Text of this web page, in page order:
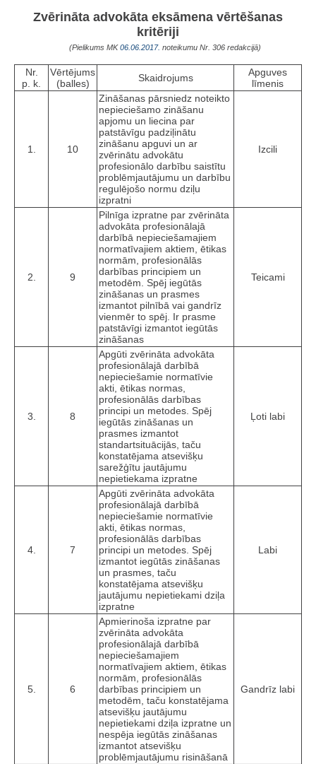
Zvērināta advokāta eksāmena vērtēšanas
kritēriji
(Pielikums MK06.06.2017. noteikumu Nr. 306 redakcijā)
Nr.
p. k.
Vērtējums
(balles)
Skaidrojums
Apguves
līmenis
1. 10
Zināšanas pārsniedz noteikto
nepieciešamo zināšanu
apjomu un liecina par
patstāvīgu padziļinātu
zināšanu apguvi un ar
zvērinātu advokātu
profesionālo darbību saistītu
problēmjautājumu un darbību
regulējošo normu dziļu
izpratni
Izcili
2. 9
Pilnīga izpratne par zvērināta
advokāta profesionālajā
darbībā nepieciešamajiem
normatīvajiem aktiem, ētikas
normām, profesionālās
darbības principiem un
metodēm. Spēj iegūtās
zināšanas un prasmes
izmantot pilnībā vai gandrīz
vienmēr to spēj. Ir prasme
patstāvīgi izmantot iegūtās
zināšanas
Teicami
3. 8
Apgūti zvērināta advokāta
profesionālajā darbībā
nepieciešamie normatīvie
akti, ētikas normas,
profesionālās darbības
principi un metodes. Spēj
iegūtās zināšanas un
prasmes izmantot
standartsituācijās, taču
konstatējama atsevišķu
sarežģītu jautājumu
nepietiekama izpratne
Ļoti labi
4. 7
Apgūti zvērināta advokāta
profesionālajā darbībā
nepieciešamie normatīvie
akti, ētikas normas,
profesionālās darbības
principi un metodes. Spēj
izmantot iegūtās zināšanas
un prasmes, taču
konstatējama atsevišķu
jautājumu nepietiekami dziļa
izpratne
Labi
5. 6
Apmierinoša izpratne par
zvērināta advokāta
profesionālajā darbībā
nepieciešamajiem
normatīvajiem aktiem, ētikas
normām, profesionālās
darbības principiem un
metodēm, taču konstatējama
atsevišķu jautājumu
nepietiekami dziļa izpratne un
nespēja iegūtās zināšanas
izmantot atsevišķu
problēmjautājumu risināšanā
Gandrīz labi